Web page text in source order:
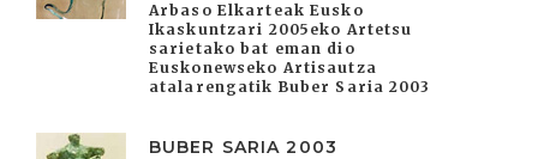
Arbaso Elkarteak Eusko
Ikaskuntzari 2005eko Artetsu
sarietako bat eman dio
Euskonewseko Artisautza
atalarengatik Buber Saria 2003
BUBER SARIA 2003